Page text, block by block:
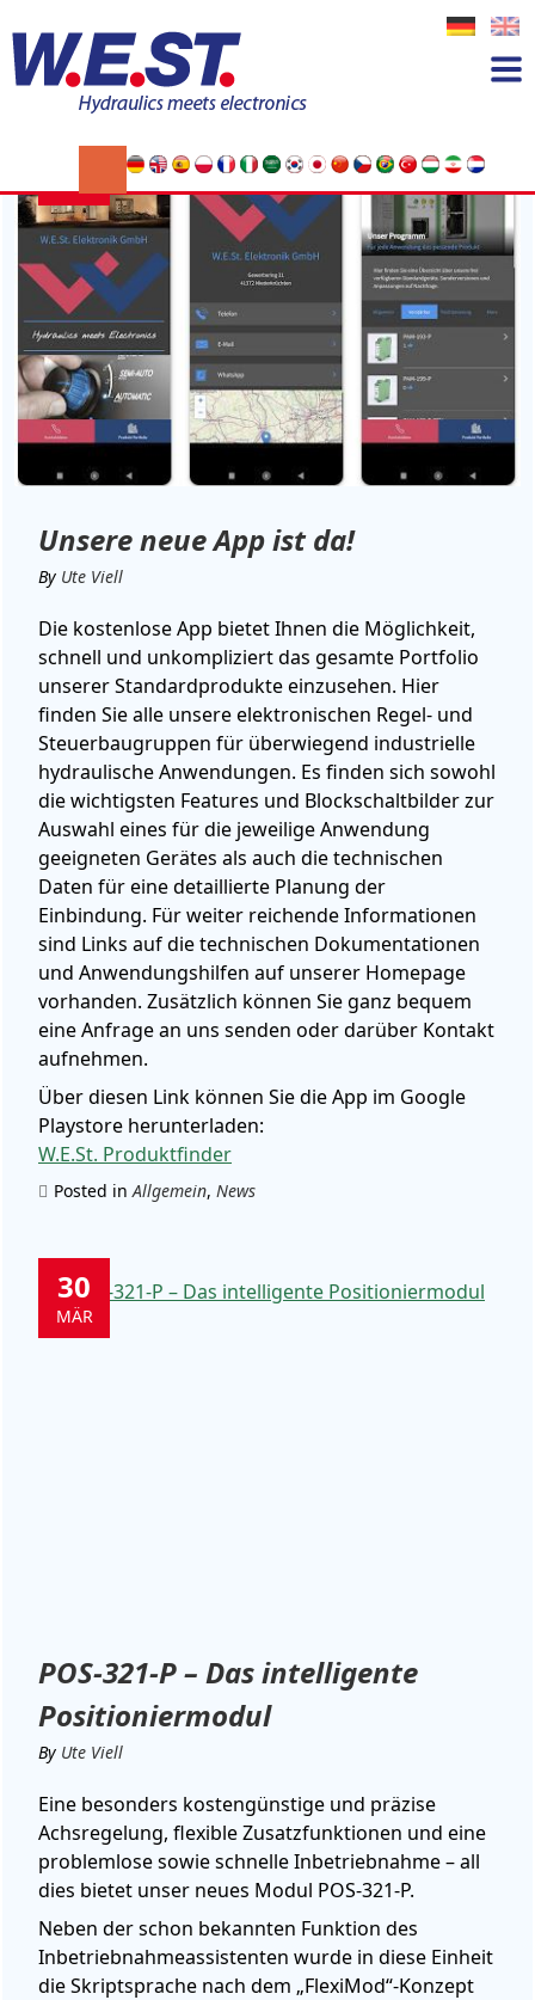
Autor:Ute Viell
Unsere neue App ist da!
18
By Ute Viell
Die kostenlose App bietet Ihnen die Möglichkeit,
schnell und unkompliziert das gesamte Portfolio
unserer Standardprodukte einzusehen. Hier
finden Sie alle unsere elektronischen Regel- und
Steuerbaugruppen für überwiegend industrielle
hydraulische Anwendungen. Es finden sich sowohl
die wichtigsten Features und Blockschaltbilder zur
Auswahl eines für die jeweilige Anwendung
geeigneten Gerätes als auch die technischen
Daten für eine detaillierte Planung der
Einbindung. Für weiter reichende Informationen
sind Links auf die technischen Dokumentationen
und Anwendungshilfen auf unserer Homepage
vorhanden. Zusätzlich können Sie ganz bequem
eine Anfrage an uns senden oder darüber Kontakt
aufnehmen.
Über diesen Link können Sie die App im Google
Playstore herunterladen:
W.E.St. Produktfinder
Posted inAllgemein, News
POS-321-P – Das intelligente
Positioniermodul
30
MÄR
By Ute Viell
Eine besonders kostengünstige und präzise
Achsregelung, flexible Zusatzfunktionen und eine
problemlose sowie schnelle Inbetriebnahme – all
dies bietet unser neues Modul POS-321-P.
Neben der schon bekannten Funktion des
Inbetriebnahmeassistenten wurde in diese Einheit
die Skriptsprache nach dem „FlexiMod“-Konzept